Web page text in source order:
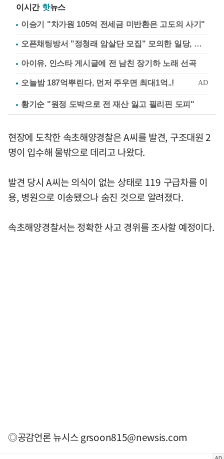
이시간 핫뉴스
이승기 "차가원 105억 전세금 미반환은 고도의 사기"
오픈채팅방서 "정청래 암살단 모집" 모의한 일당, 불구속 송치
아이유, 인스타 게시글에 전 남친 장기하 노래 선곡
황기순 "원정 도박으로 전 재산 잃고 필리핀 도피"
현장에 도착한 속초해양경찰은 A씨를 발견, 구조대원 2
명이 입수해 물밖으로 데리고 나왔다.
발견 당시 A씨는 의식이 없는 상태로 119 구급차를 이
용, 병원으로 이송됐으나 숨진 것으로 알려졌다.
속초해양경찰서는 정확한 사고 경위를 조사할 예정이다.
◎공감언론 뉴시스grsoon815@newsis.com